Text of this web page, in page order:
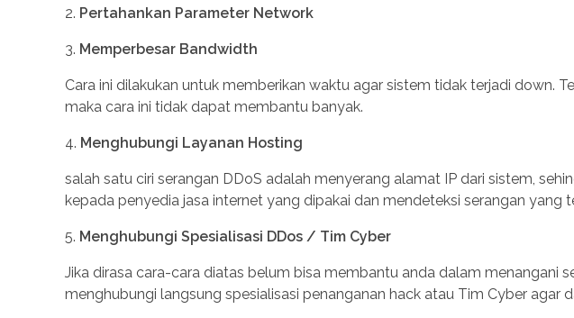
2. Pertahankan Parameter Network
3. Memperbesar Bandwidth
Cara ini dilakukan untuk memberikan waktu agar sistem tidak terjadi down.
maka cara ini tidak dapat membantu banyak.
4. Menghubungi Layanan Hosting
salah satu ciri serangan DDoS adalah menyerang alamat IP dari sistem,
kepada penyedia jasa internet yang dipakai dan mendeteksi serangan yang
5. Menghubungi Spesialisasi DDos / Tim Cyber
Jika dirasa cara-cara diatas belum bisa membantu anda dalam menangani
menghubungi langsung spesialisasi penanganan hack atau Tim Cyber agar